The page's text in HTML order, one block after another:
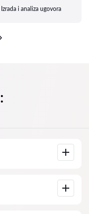
Izrada i analiza ugovora
i adrese.